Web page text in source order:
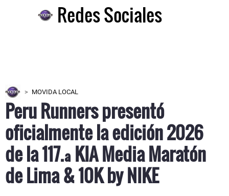
Redes Sociales
MOVIDA LOCAL
Peru Runners presentó
oficialmente la edición 2026
de la 117.ª KIA Media Maratón
de Lima & 10K by NIKE